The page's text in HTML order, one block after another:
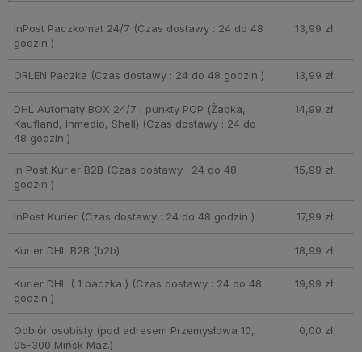
InPost Paczkomat 24/7 (Czas dostawy : 24 do 48
godzin )
13,99 zł
ORLEN Paczka (Czas dostawy : 24 do 48 godzin ) 13,99 zł
DHL Automaty BOX 24/7 i punkty POP (Żabka,
Kaufland, Inmedio, Shell) (Czas dostawy : 24 do
48 godzin )
14,99 zł
In Post Kurier B2B (Czas dostawy : 24 do 48
godzin )
15,99 zł
InPost Kurier (Czas dostawy : 24 do 48 godzin ) 17,99 zł
Kurier DHL B2B (b2b) 18,99 zł
Kurier DHL ( 1 paczka ) (Czas dostawy : 24 do 48
godzin )
19,99 zł
Odbiór osobisty (pod adresem Przemysłowa 10,
05-300 Mińsk Maz.)
0,00 zł